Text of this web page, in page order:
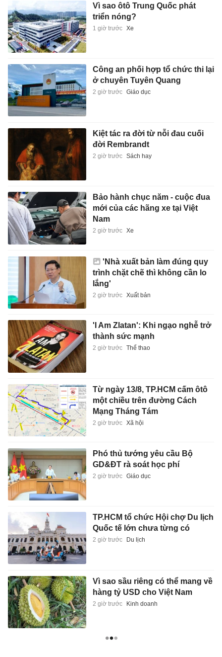
Vì sao ôtô Trung Quốc phát
triển nóng?
1 giờ trước Xe
Công an phối hợp tổ chức thi lại
ở chuyên Tuyên Quang
2 giờ trước Giáo dục
Kiệt tác ra đời từ nỗi đau cuối
đời Rembrandt
2 giờ trước Sách hay
Bảo hành chục năm - cuộc đua
mới của các hãng xe tại Việt
Nam
2 giờ trước Xe
'Nhà xuất bản làm đúng quy
trình chặt chẽ thì không cần lo
lắng'
2 giờ trước Xuất bản
'I Am Zlatan': Khi ngạo nghễ trở
thành sức mạnh
2 giờ trước Thể thao
Từ ngày 13/8, TP.HCM cấm ôtô
một chiều trên đường Cách
Mạng Tháng Tám
2 giờ trước Xã hội
Phó thủ tướng yêu cầu Bộ
GD&ĐT rà soát học phí
2 giờ trước Giáo dục
TP.HCM tổ chức Hội chợ Du lịch
Quốc tế lớn chưa từng có
2 giờ trước Du lịch
Vì sao sầu riêng có thể mang về
hàng tỷ USD cho Việt Nam
2 giờ trước Kinh doanh